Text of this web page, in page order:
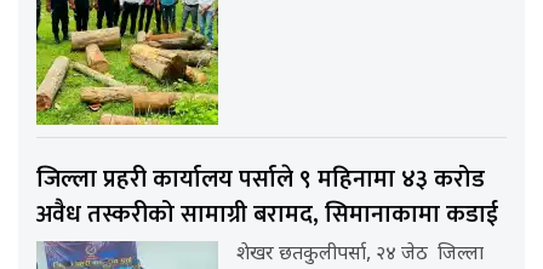
जिल्ला प्रहरी कार्यालय पर्साले ९ महिनामा ४३ करोड
अवैध तस्करीको सामाग्री बरामद, सिमानाकामा कडाई
शेखर छतकुलीपर्सा, २४ जेठ जिल्ला